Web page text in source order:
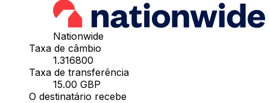
Nationwide
Taxa de câmbio
1.316800
Taxa de transferência
15.00 GBP
O destinatário recebe